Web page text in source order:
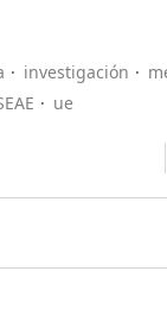
investigación
ue